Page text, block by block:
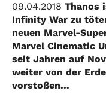
09.04.2018 Thanos
Infinity War zu
neuen Marvel-
Marvel Cinematic
seit Jahren auf
weiter von der
vorstoßen...